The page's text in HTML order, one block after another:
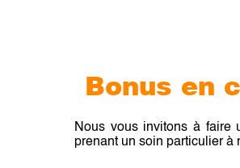
Bonus en
Nous vous invitons à faire
prenant un soin particulier à